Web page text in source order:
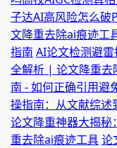
子达AI高风险怎么破
文降重去除ai痕迹工
指南 AI论文检测避
全解析 | 论文降重去
南 - 如何正确引用避
操指南：从文献综
论文降重神器大揭
重去除ai痕迹工具论